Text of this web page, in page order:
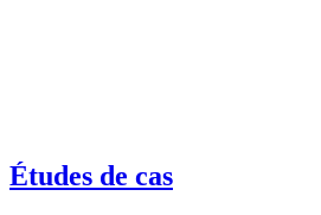
Études de cas